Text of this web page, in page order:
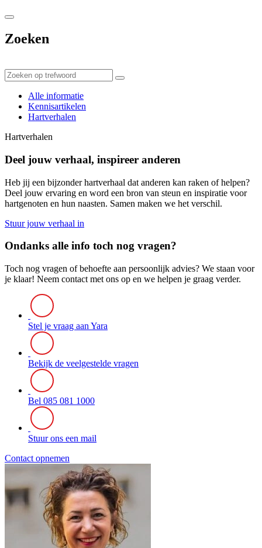
Zoeken
Alle informatie
Kennisartikelen
Hartverhalen
Hartverhalen
Deel jouw verhaal, inspireer anderen
Heb jij een bijzonder hartverhaal dat anderen kan raken of helpen?
Deel jouw ervaring en word een bron van steun en inspiratie voor
hartgenoten en hun naasten. Samen maken we het verschil.
Stuur jouw verhaal in
Ondanks alle info toch nog vragen?
Toch nog vragen of behoefte aan persoonlijk advies? We staan voor
je klaar! Neem contact met ons op en we helpen je graag verder.
Stel je vraag aan Yara
Bekijk de veelgestelde vragen
Bel 085 081 1000
Stuur ons een mail
Contact opnemen